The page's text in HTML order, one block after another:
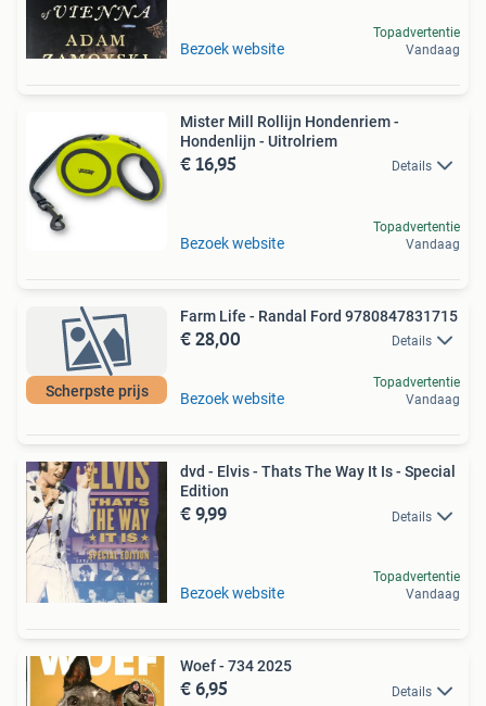
Bezoek website
Topadvertentie
Vandaag
Mister Mill Rollijn Hondenriem -
Hondenlijn - Uitrolriem
€ 16,95 Details
Bezoek website
Topadvertentie
Vandaag
Scherpste prijs
Farm Life - Randal Ford 9780847831715
€ 28,00 Details
Bezoek website
Topadvertentie
Vandaag
dvd - Elvis - Thats The Way It Is - Special
Edition
€ 9,99 Details
Bezoek website
Topadvertentie
Vandaag
Woef - 734 2025
€ 6,95 Details